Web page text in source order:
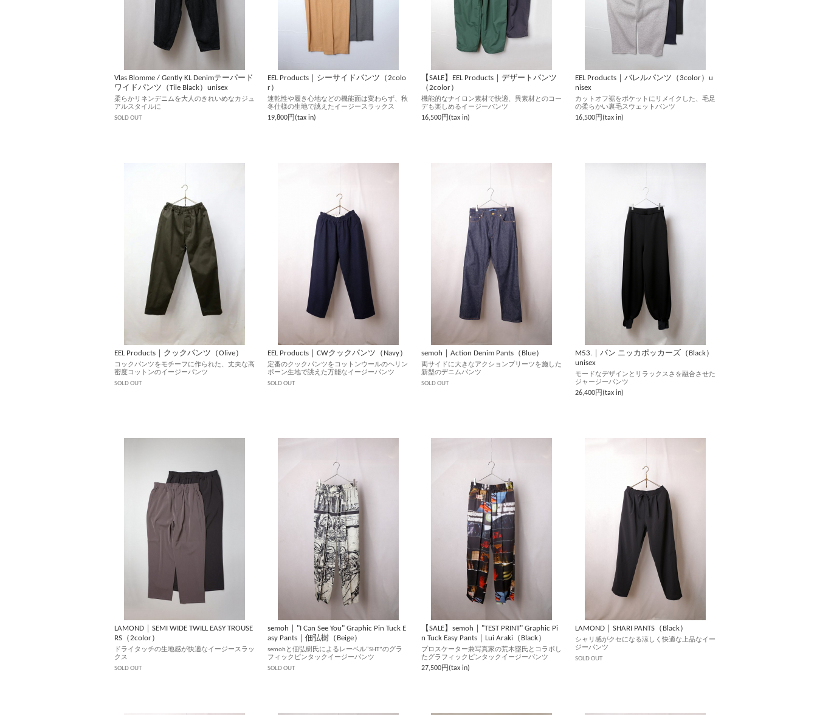
Vlas Blomme / Gently KL Denimテーパード
ワイドパンツ（Tile Black）unisex
柔らかリネンデニムを大人のきれいめなカジュ
アルスタイルに
SOLD OUT
EEL Products｜シーサイドパンツ（2colo
r）
速乾性や履き心地などの機能面は変わらず、秋
冬仕様の生地で誂えたイージースラックス
19,800円(tax in)
【SALE】EEL Products｜デザートパンツ
（2color）
機能的なナイロン素材で快適、異素材とのコー
デも楽しめるイージーパンツ
16,500円(tax in)
EEL Products｜バレルパンツ（3color）u
nisex
カットオフ裾をポケットにリメイクした、毛足
の柔らかい裏毛スウェットパンツ
16,500円(tax in)
EEL Products｜クックパンツ（Olive）
コックパンツをモチーフに作られた、丈夫な高
密度コットンのイージーパンツ
SOLD OUT
EEL Products｜CWクックパンツ（Navy）
定番のクックパンツをコットンウールのヘリン
ボーン生地で誂えた万能なイージーパンツ
SOLD OUT
semoh｜Action Denim Pants（Blue）
両サイドに大きなアクションプリーツを施した
新型のデニムパンツ
SOLD OUT
M53.｜パン ニッカポッカーズ（Black）
unisex
モードなデザインとリラックスさを融合させた
ジャージーパンツ
26,400円(tax in)
LAMOND｜SEMI WIDE TWILL EASY TROUSE
RS（2color）
ドライタッチの生地感が快適なイージースラッ
クス
SOLD OUT
semoh｜"I Can See You" Graphic Pin Tuck E
asy Pants｜佃弘樹（Beige）
semohと佃弘樹氏によるレーベル“SHT”のグラ
フィックピンタックイージーパンツ
SOLD OUT
【SALE】semoh｜"TEST PRINT" Graphic Pi
n Tuck Easy Pants｜Lui Araki（Black）
プロスケーター兼写真家の荒木塁氏とコラボし
たグラフィックピンタックイージーパンツ
27,500円(tax in)
LAMOND｜SHARI PANTS（Black）
シャリ感がクセになる涼しく快適な上品なイー
ジーパンツ
SOLD OUT